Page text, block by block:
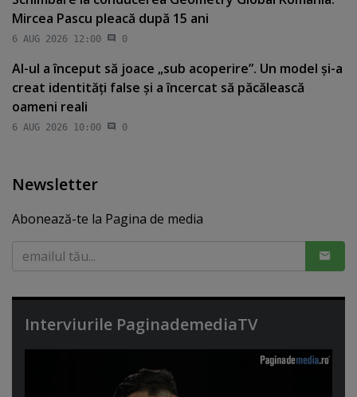
Mircea Pascu pleacă după 15 ani
6 AUG 2026 12:00 0
AI-ul a început să joace „sub acoperire”. Un model şi-a
creat identităţi false şi a încercat să păcălească
oameni reali
6 AUG 2026 10:00 0
Newsletter
Abonează-te la Pagina de media
Interviurile PaginademediaTV